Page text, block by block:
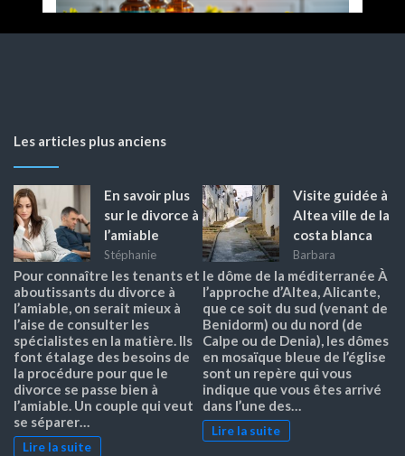
Les articles plus anciens
En savoir plus
sur le divorce à
l’amiable
Stéphanie
Pour connaître les tenants et
aboutissants du divorce à
l’amiable, on serait mieux à
l’aise de consulter les
spécialistes en la matière. Ils
font étalage des besoins de
la procédure pour que le
divorce se passe bien à
l’amiable. Un couple qui veut
se séparer…
Lire la suite
Visite guidée à
Altea ville de la
costa blanca
Barbara
le dôme de la méditerranée À
l’approche d’Altea, Alicante,
que ce soit du sud (venant de
Benidorm) ou du nord (de
Calpe ou de Denia), les dômes
en mosaïque bleue de l’église
sont un repère qui vous
indique que vous êtes arrivé
dans l’une des…
Lire la suite